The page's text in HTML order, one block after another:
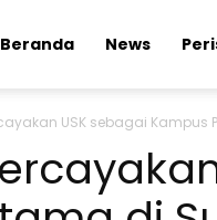
Beranda News
USK sebagai